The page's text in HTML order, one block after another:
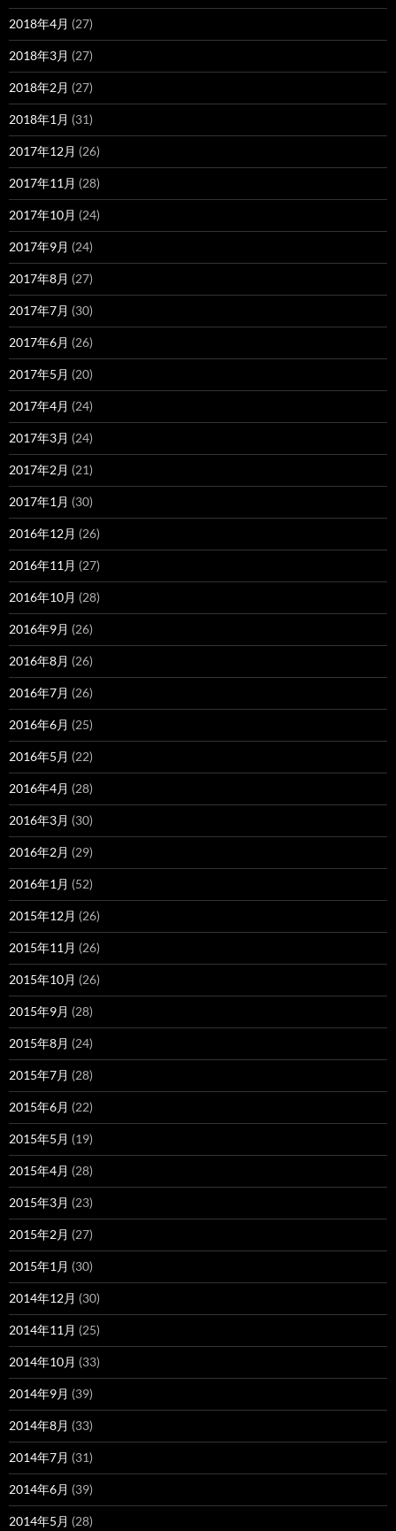
2018年4月 (27)
2018年3月 (27)
2018年2月 (27)
2018年1月 (31)
2017年12月 (26)
2017年11月 (28)
2017年10月 (24)
2017年9月 (24)
2017年8月 (27)
2017年7月 (30)
2017年6月 (26)
2017年5月 (20)
2017年4月 (24)
2017年3月 (24)
2017年2月 (21)
2017年1月 (30)
2016年12月 (26)
2016年11月 (27)
2016年10月 (28)
2016年9月 (26)
2016年8月 (26)
2016年7月 (26)
2016年6月 (25)
2016年5月 (22)
2016年4月 (28)
2016年3月 (30)
2016年2月 (29)
2016年1月 (52)
2015年12月 (26)
2015年11月 (26)
2015年10月 (26)
2015年9月 (28)
2015年8月 (24)
2015年7月 (28)
2015年6月 (22)
2015年5月 (19)
2015年4月 (28)
2015年3月 (23)
2015年2月 (27)
2015年1月 (30)
2014年12月 (30)
2014年11月 (25)
2014年10月 (33)
2014年9月 (39)
2014年8月 (33)
2014年7月 (31)
2014年6月 (39)
2014年5月 (28)